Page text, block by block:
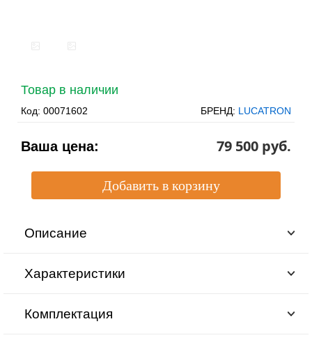
Товар в наличии
Код: 00071602 БРЕНД: LUCATRON
Ваша цена: 79 500 pуб.
Описание
Характеристики
Комплектация